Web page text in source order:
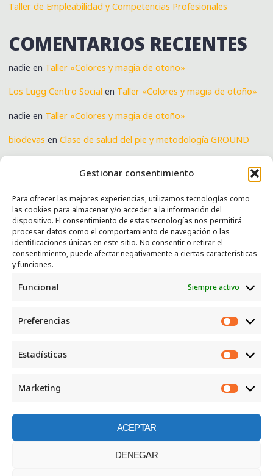
Gestionar consentimiento
Para ofrecer las mejores experiencias, utilizamos tecnologías como
las cookies para almacenar y/o acceder a la información del
dispositivo. El consentimiento de estas tecnologías nos permitirá
procesar datos como el comportamiento de navegación o las
identificaciones únicas en este sitio. No consentir o retirar el
consentimiento, puede afectar negativamente a ciertas características
y funciones.
Funcional Siempre activo
Preferencias
Estadísticas
Marketing
ACEPTAR
DENEGAR
Taller de Empleabilidad y Competencias Profesionales
COMENTARIOS RECIENTES
nadie en Taller «Colores y magia de otoño»
Los Lugg Centro Social en Taller «Colores y magia de otoño»
nadie en Taller «Colores y magia de otoño»
biodevas enClase de salud del pie y metodología GROUND
SERVICIOS
Recogida e intercambio de ropa y enseres.
INFORMACIÓN
Política de privacidad
CONTACTO
Correo: luggcentrosocial @ biodevas.org
©2026 Centro social los Lugg